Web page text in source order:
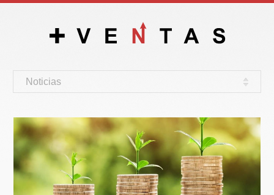
Noticias